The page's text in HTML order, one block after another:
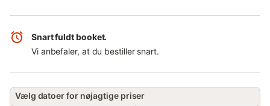
Snart fuldt booket.
Vi anbefaler, at du bestiller snart.
Vælg datoer for nøjagtige priser